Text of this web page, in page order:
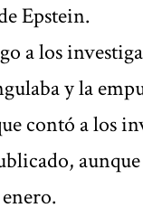
Epstein.
a los
y la
contó a los